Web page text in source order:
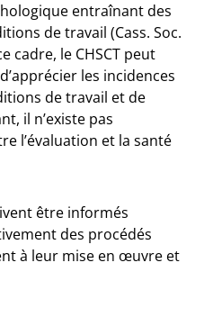
entraînant des
de travail (Cass. Soc.
cadre, le CHSCT peut
les incidences
de travail et de
il n’existe pas
l’évaluation et la santé
être informés
des procédés
à leur mise en œuvre et